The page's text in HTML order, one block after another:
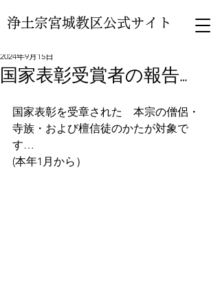
浄土宗宮城教区公式サイト
国家表彰受賞者の報告…
2024年9月15日
国家表彰を受章された　本宗の僧侶・
寺族・および檀信徒のかたが対象で
す…
(本年1月から）